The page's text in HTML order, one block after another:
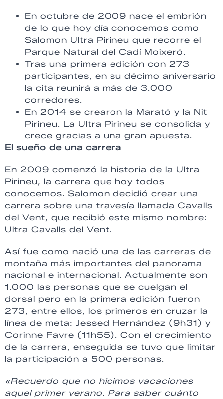
En octubre de 2009 nace el embrión
de lo que hoy día conocemos como
Salomon Ultra Pirineu que recorre el
Parque Natural del Cadí Moixeró.
Tras una primera edición con 273
participantes, en su décimo aniversario
la cita reunirá a más de 3.000
corredores.
En 2014 se crearon la Marató y la Nit
Pirineu. La Ultra Pirineu se consolida y
crece gracias a una gran apuesta.
El sueño de una carrera
En 2009 comenzó la historia de la Ultra
Pirineu, la carrera que hoy todos
conocemos. Salomon decidió crear una
carrera sobre una travesía llamada Cavalls
del Vent, que recibió este mismo nombre:
Ultra Cavalls del Vent.
Así fue como nació una de las carreras de
montaña más importantes del panorama
nacional e internacional. Actualmente son
1.000 las personas que se cuelgan el
dorsal pero en la primera edición fueron
273, entre ellos, los primeros en cruzar la
línea de meta: Jessed Hernández (9h31) y
Corinne Favre (11h55). Con el crecimiento
de la carrera, enseguida se tuvo que limitar
la participación a 500 personas.
«Recuerdo que no hicimos vacaciones
aquel primer verano. Para saber cuánto